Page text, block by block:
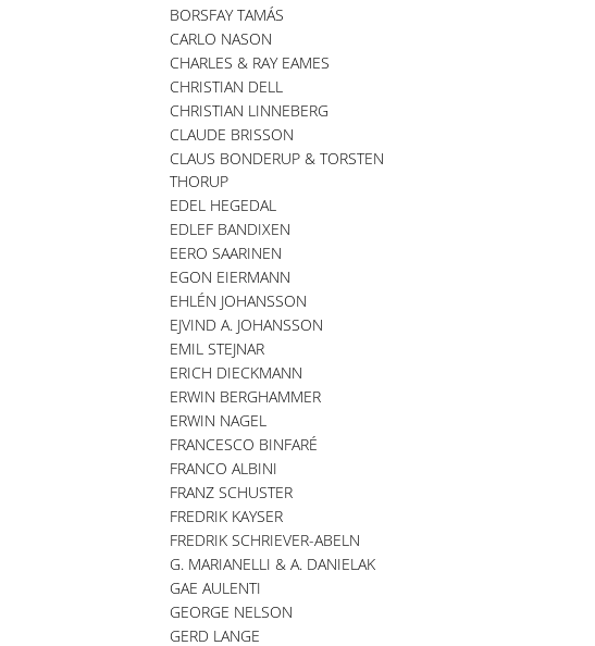
BORSFAY TAMÁS
CARLO NASON
CHARLES & RAY EAMES
CHRISTIAN DELL
CHRISTIAN LINNEBERG
CLAUDE BRISSON
CLAUS BONDERUP & TORSTEN
THORUP
EDEL HEGEDAL
EDLEF BANDIXEN
EERO SAARINEN
EGON EIERMANN
EHLÉN JOHANSSON
EJVIND A. JOHANSSON
EMIL STEJNAR
ERICH DIECKMANN
ERWIN BERGHAMMER
ERWIN NAGEL
FRANCESCO BINFARÉ
FRANCO ALBINI
FRANZ SCHUSTER
FREDRIK KAYSER
FREDRIK SCHRIEVER-ABELN
G. MARIANELLI & A. DANIELAK
GAE AULENTI
GEORGE NELSON
GERD LANGE